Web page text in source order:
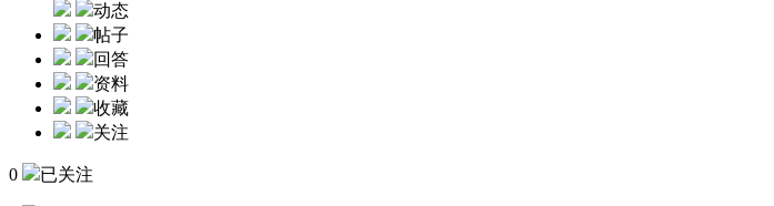
动态
帖子
回答
资料
收藏
关注
0 已关注